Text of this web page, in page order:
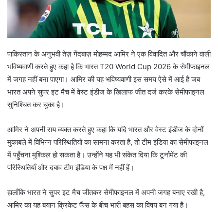
पाकिस्तान के अनुभवी तेज़ गेंदबाज़ मोहम्मद आमिर ने एक विवादित और चौंकाने वाली
भविष्यवाणी करते हुए कहा है कि भारत T20 World Cup 2026 के सेमीफाइनल
में जगह नहीं बना पाएगा। आमिर की यह भविष्यवाणी इस समय ऐसे में आई है जब
भारत अपने सुपर इट मैच में वेस्ट इंडीज के खिलाफ जीत दर्ज करके सेमीफाइनल
सुनिश्चित कर चुका है।
आमिर ने अपनी राय व्यक्त करते हुए कहा कि यदि भारत और वेस्ट इंडीज के दोनों
मुकाबले में विभिन्न परिस्थितियों का सामना करता है, तो टीम इंडिया का सेमीफाइनल
में पहुँचना मुश्किल हो सकता है। उन्होंने यह भी संकेत दिया कि टूर्नामेंट की
परिस्थितियाँ और दबाव टीम इंडिया के पक्ष में नहीं हैं।
हालाँकि भारत ने सुपर इट मैच जीतकर सेमीफाइनल में अपनी जगह बनाए रखी है,
आमिर का यह बयान क्रिकेट फैंस के बीच भारी बहस का विषय बन गया है।